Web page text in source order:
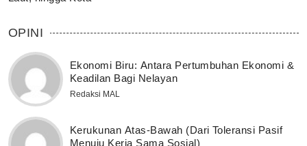
OPINI
Ekonomi Biru: Antara Pertumbuhan Ekonomi &
Keadilan Bagi Nelayan
Redaksi MAL
Kerukunan Atas-Bawah (Dari Toleransi Pasif
Menuju Kerja Sama Sosial)